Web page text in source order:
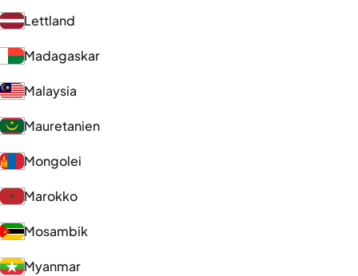
Lettland
Madagaskar
Malaysia
Mauretanien
Mongolei
Marokko
Mosambik
Myanmar